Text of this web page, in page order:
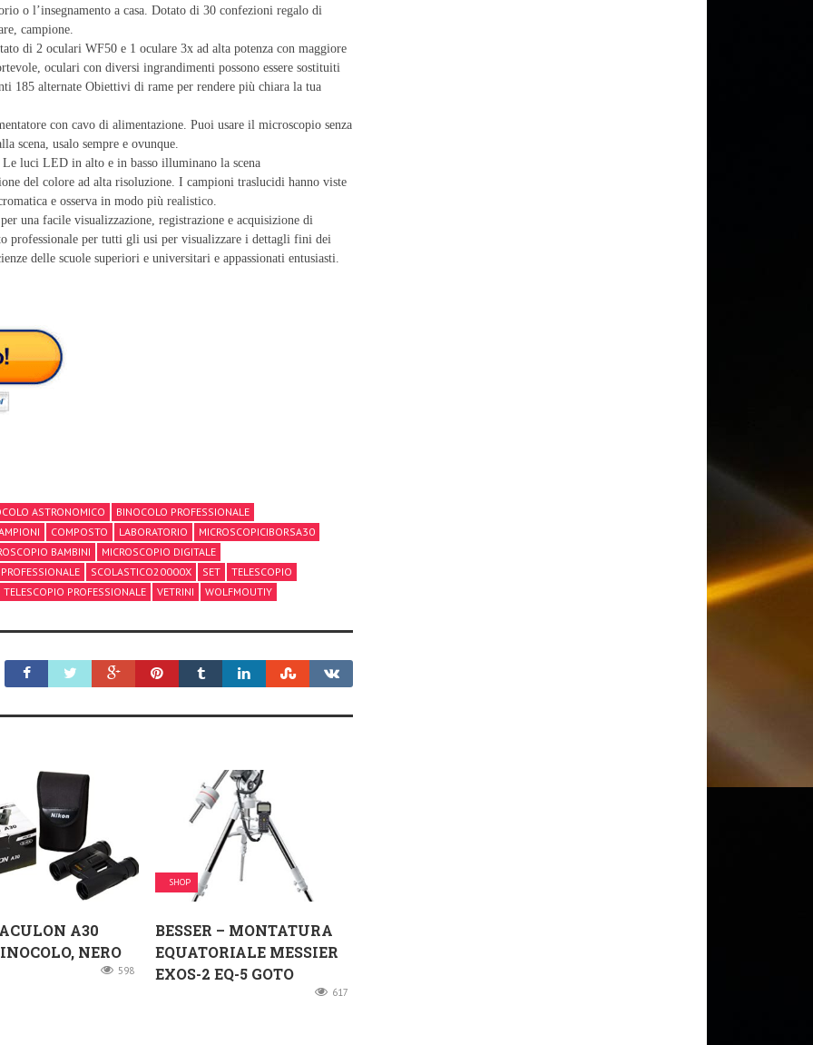
o l’insegnamento a casa. Dotato di 30 confezioni regalo di
campione.
2 oculari WF50 e 1 oculare 3x ad alta potenza con maggiore
oculari con diversi ingrandimenti possono essere sostituiti
185 alternate Obiettivi di rame per rendere più chiara la tua
con cavo di alimentazione. Puoi usare il microscopio senza
scena, usalo sempre e ovunque.
luci LED in alto e in basso illuminano la scena
del colore ad alta risoluzione. I campioni traslucidi hanno viste
e osserva in modo più realistico.
una facile visualizzazione, registrazione e acquisizione di
professionale per tutti gli usi per visualizzare i dettagli fini dei
delle scuole superiori e universitari e appassionati entusiasti.
ASTRONOMICO
BINOCOLO PROFESSIONALE
COMPOSTO LABORATORIO
MICROSCOPICIBORSA30
BAMBINI
MICROSCOPIO DIGITALE
PROFESSIONALE
SCOLASTICO20000X SET
TELESCOPIO
TELESCOPIO PROFESSIONALE
VETRINI WOLFMOUTIY
A30
NERO
598
SHOP
BESSER – MONTATURA
EQUATORIALE MESSIER
EXOS-2 EQ-5 GOTO
617